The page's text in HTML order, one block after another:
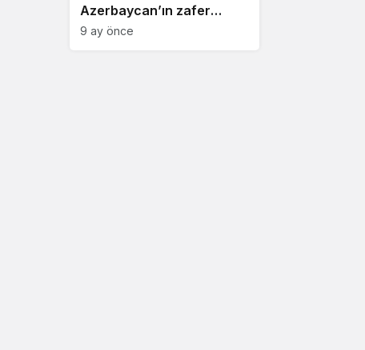
Azerbaycan’ın zafer
gününü kutladı
9 ay önce